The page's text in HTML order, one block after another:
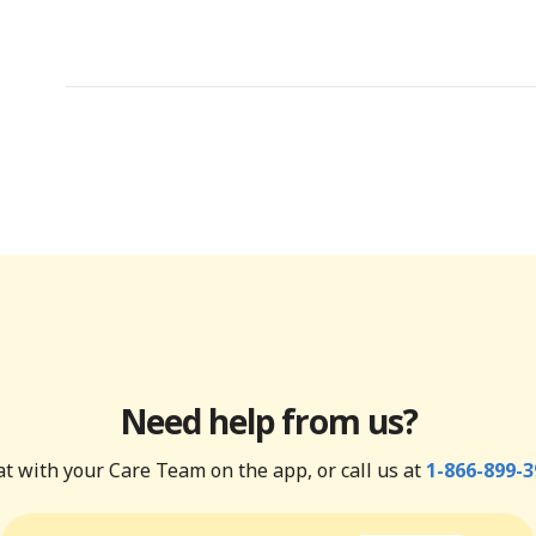
Need help from us?
with your Care Team on the app, or call us at 1-866-899-